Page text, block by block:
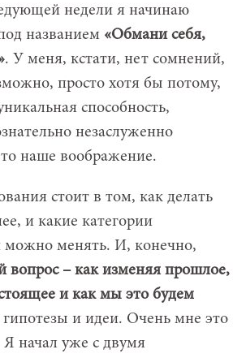
недели я начинаю
названием «Обмани себя,
. У меня, кстати, нет сомнений,
просто хотя бы потому,
способность,
незаслуженно
наше воображение.
стоит в том, как делать
и какие категории
можно менять. И, конечно,
вопрос – как изменяя прошлое,
и как мы это будем
гипотезы и идеи. Очень мне это
Я начал уже с двумя